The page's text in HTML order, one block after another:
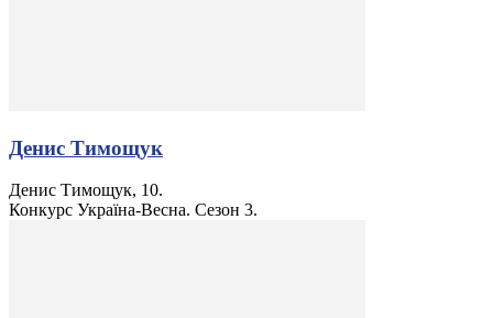
Денис Тимощук
Денис Тимощук, 10.
Конкурс Україна-Весна. Сезон 3.